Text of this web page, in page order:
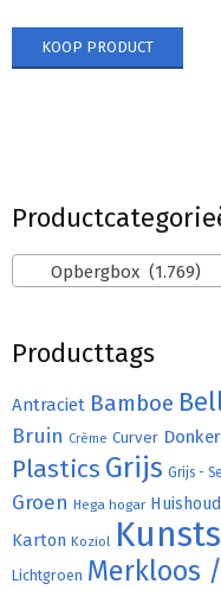
KOOP PRODUCT
Opbergbox (1.769)
Producttags
Antraciet Bamboe
Bruin Crème Curver
Plastics Grijs Grijs -
Groen Hega hogar
Karton Koziol
Lichtgroen Merkloos